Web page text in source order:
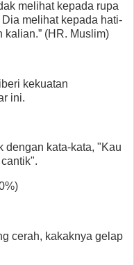
melihat kepada rupa
melihat kepada hati-
kalian.” (HR. Muslim)
kekuatan
ini.
dengan kata-kata, "Kau
cerah, kakaknya gelap